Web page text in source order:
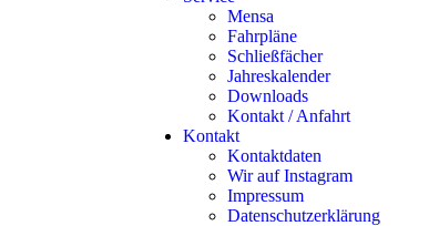
Mensa
Fahrpläne
Schließfächer
Jahreskalender
Downloads
Kontakt / Anfahrt
Kontakt
Kontaktdaten
Wir auf Instagram
Impressum
Datenschutzerklärung